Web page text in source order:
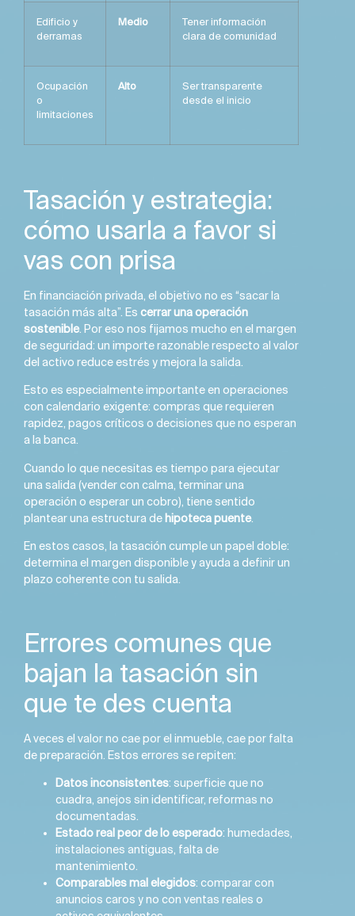
Edificio y
derramas
Medio
Tener información
clara de comunidad
Ocupación
o
limitaciones
Alto
Ser transparente
desde el inicio
Tasación y estrategia:
cómo usarla a favor si
vas con prisa
En financiación privada, el objetivo no es “sacar la
tasación más alta”. Es cerrar una operación
sostenible. Por eso nos fijamos mucho en el margen
de seguridad: un importe razonable respecto al valor
del activo reduce estrés y mejora la salida.
Esto es especialmente importante en operaciones
con calendario exigente: compras que requieren
rapidez, pagos críticos o decisiones que no esperan
a la banca.
Cuando lo que necesitas es tiempo para ejecutar
una salida (vender con calma, terminar una
operación o esperar un cobro), tiene sentido
plantear una estructura de hipoteca puente.
En estos casos, la tasación cumple un papel doble:
determina el margen disponible y ayuda a definir un
plazo coherente con tu salida.
Errores comunes que
bajan la tasación sin
que te des cuenta
A veces el valor no cae por el inmueble, cae por falta
de preparación. Estos errores se repiten:
Datos inconsistentes: superficie que no
cuadra, anejos sin identificar, reformas no
documentadas.
Estado real peor de lo esperado: humedades,
instalaciones antiguas, falta de
mantenimiento.
Comparables mal elegidos: comparar con
anuncios caros y no con ventas reales o